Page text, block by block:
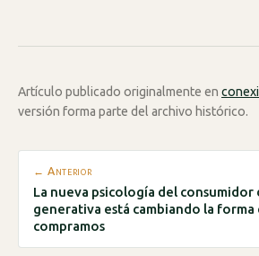
Artículo publicado originalmente en
versión forma parte del archivo histórico.
← Anterior
La nueva psicología del consumidor
generativa está cambiando la forma
compramos